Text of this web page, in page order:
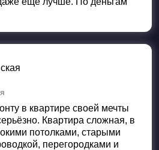
в квартире своей мечты
Квартира сложная, в
потолками, старыми
перегородками и